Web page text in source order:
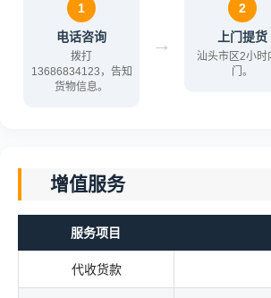
1
电话咨询
拨打
13686834123，告知
货物信息。
→
2
上门提货
汕头市区2小时
门。
增值服务
服务项目
代收货款